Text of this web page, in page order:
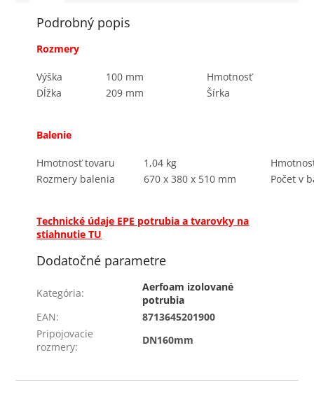
Podrobný popis
Rozmery
Výška 100 mm
Hmotnosť
Dĺžka
209 mm Šírka
Balenie
Hmotnosť tovaru 1,04 kg
Rozmery balenia
670 x 380 x 510 mm Počet v
Technické údaje EPE potrubia a tvarovky na
stiahnutie TU
Dodatočné parametre
Kategória:
Aerfoam izolované
potrubia
EAN:
8713645201900
Pripojovacie
rozmery:
DN160mm